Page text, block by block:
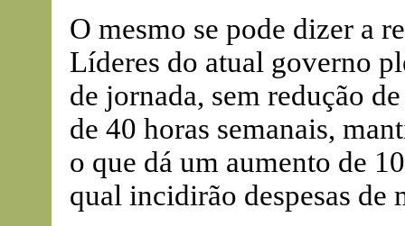
O mesmo se pode dizer a
Líderes do atual governo
de jornada, sem redução
de 40 horas semanais,
o que dá um aumento de
qual incidirão despesas de